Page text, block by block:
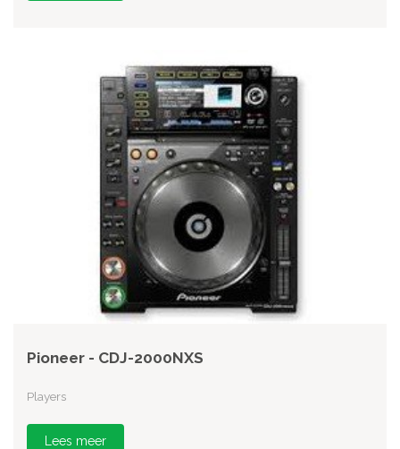
Pioneer - CDJ-2000NXS
Players
Lees meer